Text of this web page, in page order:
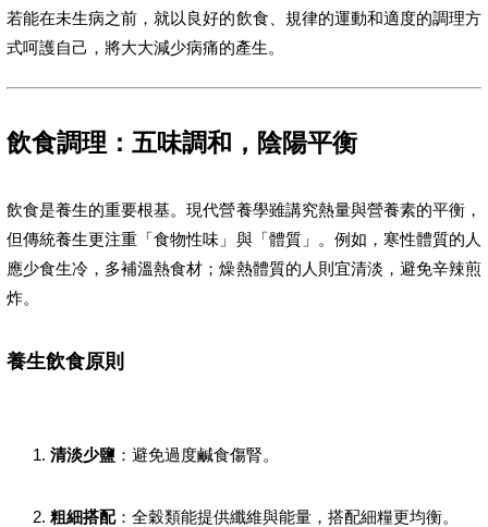
若能在未生病之前，就以良好的飲食、規律的運動和適度的調理方
式呵護自己，將大大減少病痛的產生。
飲食調理：五味調和，陰陽平衡
飲食是養生的重要根基。現代營養學雖講究熱量與營養素的平衡，
但傳統養生更注重「食物性味」與「體質」。例如，寒性體質的人
應少食生冷，多補溫熱食材；燥熱體質的人則宜清淡，避免辛辣煎
炸。
養生飲食原則
清淡少鹽 ：避免過度鹹食傷腎。
粗細搭配：全穀類能提供纖維與能量，搭配細糧更均衡。